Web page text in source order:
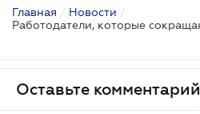
Главная / Новости /
Оставьте комментарий